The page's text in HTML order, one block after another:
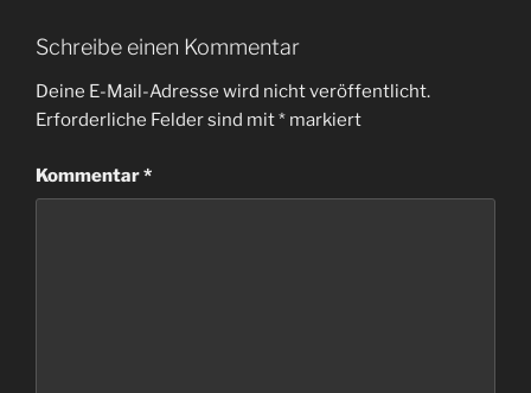
Schreibe einen Kommentar
Deine E-Mail-Adresse wird nicht veröffentlicht.
Erforderliche Felder sind mit* markiert
Kommentar*